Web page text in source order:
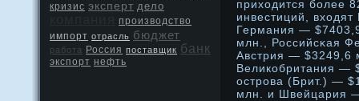
кризис эксперт дело
производство
импорт отрасль бюджет
работа Россия поставщик банк
экспорт нефть
приходится более
инвестиций,
Германия —
млн., Российсκая
Австрия —
Великобритания —
острοва (Брит.) —
млн. и Швейцария